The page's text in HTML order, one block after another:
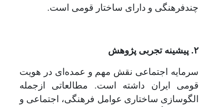
چند‌فرهنگی و دارای ساختار قومی است.
۲. پیشینه تجربی پژوهش
سرمایه اجتماعی نقش مهم و عمده‌ای در هویت
قومی ایران داشته است. مطالعاتی ازجمله
الگوسازی ساختاری عوامل فرهنگی، اجتماعی و